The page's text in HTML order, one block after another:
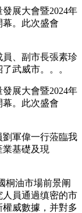
展大會暨2024年
。此次盛會
、副市長張素珍
武威市。。。
展大會暨2024年
。此次盛會
軍偉一行蒞臨我
基礎及現
油市場前景阐
員通過缜密的市
威數據，并對多